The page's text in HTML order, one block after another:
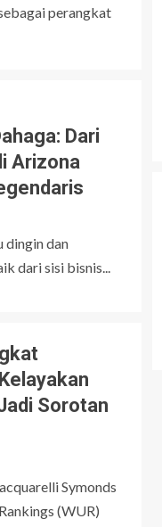
perangkat
Dari
Arizona
dingin dan
dari sisi bisnis...
Sorotan
Symonds
(WUR)